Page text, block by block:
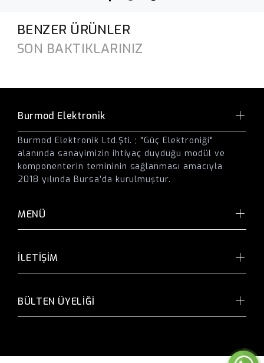
BENZER ÜRÜNLER
SON BAKTIKLARINIZ
Burmod Elektronik
Burmod Elektronik Ltd.Şti. ; "Güç Elektroniği"
alanında sanayimizin ihtiyaç duyduğu modül ve
komponenterin temininin sağlanması amacıyla
2018 yılında Bursa’da kurulmuştur.
MENÜ
İLETİŞİM
BÜLTEN ÜYELİĞİ